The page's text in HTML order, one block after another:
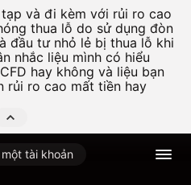
và đi kèm với rủi ro cao
thua lỗ do sử dụng đòn
đầu tư nhỏ lẻ bị thua lỗ khi
nhắc liệu mình có hiểu
hay không và liệu bạn
rủi ro cao mất tiền hay
tài khoản